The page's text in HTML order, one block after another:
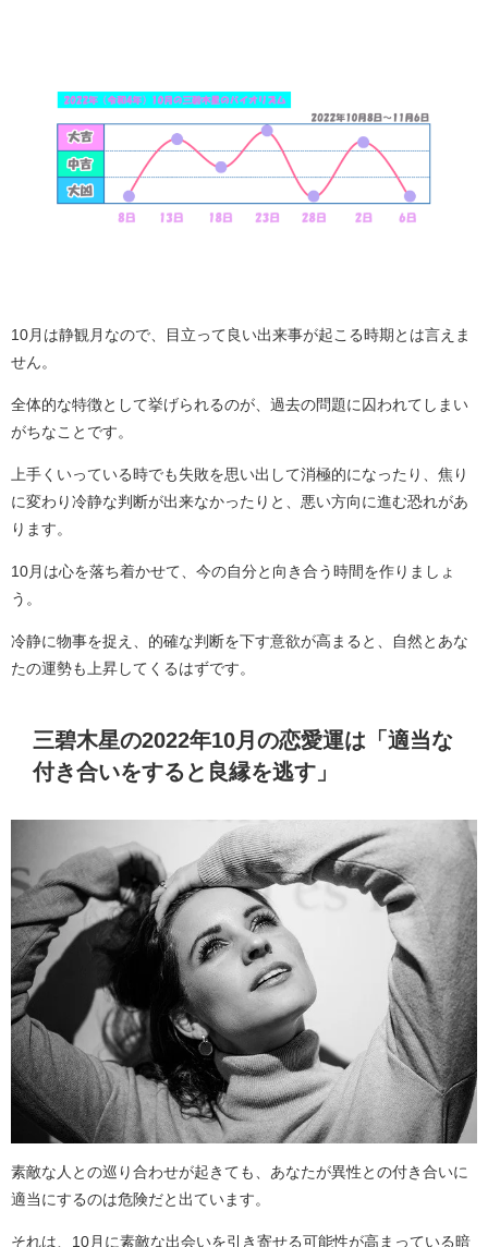
10月は静観月なので、目立って良い出来事が起こる時期とは言えま
せん。
全体的な特徴として挙げられるのが、過去の問題に囚われてしまい
がちなことです。
上手くいっている時でも失敗を思い出して消極的になったり、焦り
に変わり冷静な判断が出来なかったりと、悪い方向に進む恐れがあ
ります。
10月は心を落ち着かせて、今の自分と向き合う時間を作りましょ
う。
冷静に物事を捉え、的確な判断を下す意欲が高まると、自然とあな
たの運勢も上昇してくるはずです。
三碧木星の2022年10月の恋愛運は「適当な
付き合いをすると良縁を逃す」
素敵な人との巡り合わせが起きても、あなたが異性との付き合いに
適当にするのは危険だと出ています。
それは、10月に素敵な出会いを引き寄せる可能性が高まっている暗